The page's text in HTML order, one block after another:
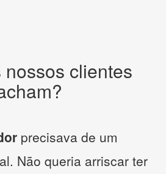
nossos clientes
precisava de um
Não queria arriscar ter